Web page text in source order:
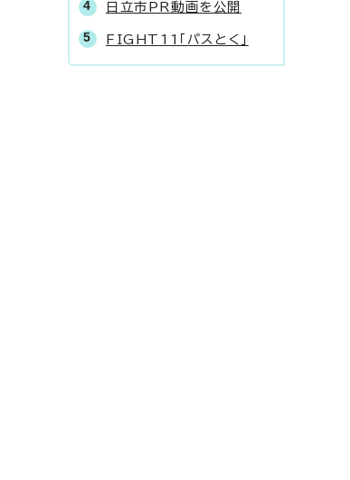
日立市PR動画を公開
FIGHT11「パスとく」